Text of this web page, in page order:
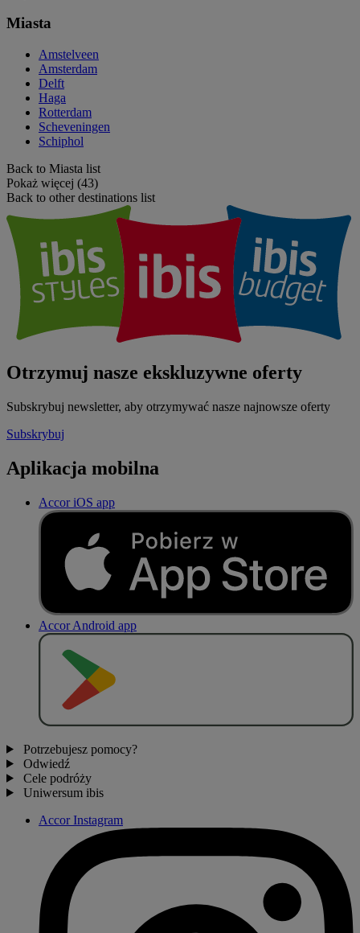
Miasta
Amstelveen
Amsterdam
Delft
Haga
Rotterdam
Scheveningen
Schiphol
Back to Miasta list
Pokaż więcej (43)
Back to other destinations list
Otrzymuj nasze ekskluzywne oferty
Subskrybuj newsletter, aby otrzymywać nasze najnowsze oferty
Subskrybuj
Aplikacja mobilna
Accor iOS app
Accor Android app
Potrzebujesz pomocy?
Odwiedź
Cele podróży
Uniwersum ibis
Accor Instagram